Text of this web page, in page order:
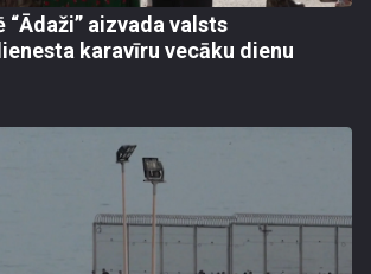
aizvada valsts
karavīru vecāku dienu